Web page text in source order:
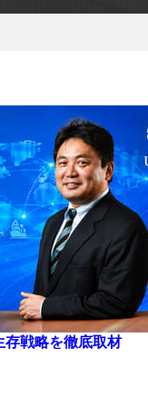
存戦略を徹底取材